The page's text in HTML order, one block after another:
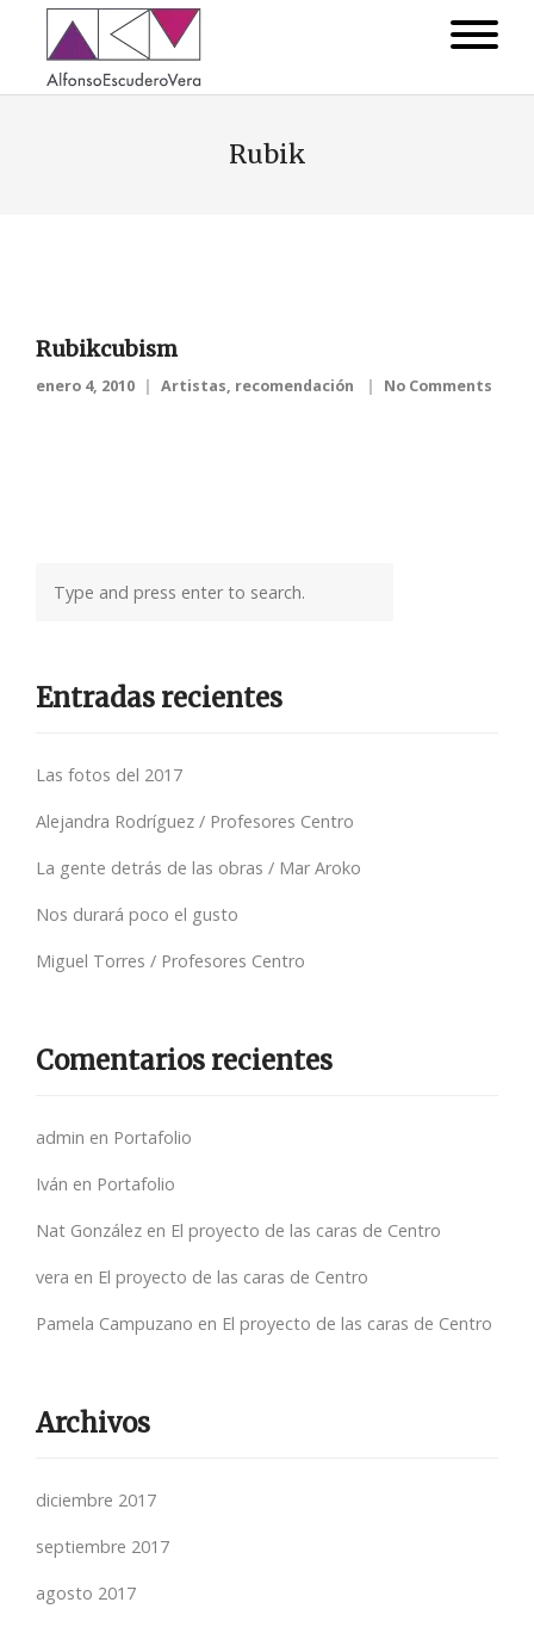
Rubik
Rubikcubism
enero 4, 2010 Artistas, recomendación No Comments
Entradas recientes
Las fotos del 2017
Alejandra Rodríguez / Profesores Centro
La gente detrás de las obras / Mar Aroko
Nos durará poco el gusto
Miguel Torres / Profesores Centro
Comentarios recientes
admin en Portafolio
Iván en Portafolio
Nat González en El proyecto de las caras de Centro
vera en El proyecto de las caras de Centro
Pamela Campuzano en El proyecto de las caras de Centro
Archivos
diciembre 2017
septiembre 2017
agosto 2017